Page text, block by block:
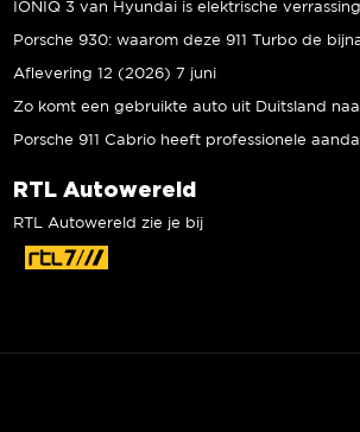
IONIQ 3 van Hyundai is elektrische
Aflevering 12 (2026) 7 juni
RTL Autowereld
RTL Autowereld zie je bij